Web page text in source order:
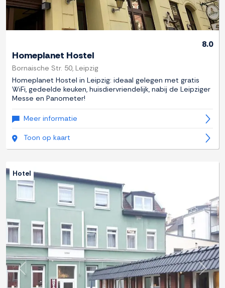
8.0
Homeplanet Hostel
Bornaische Str. 50, Leipzig
Homeplanet Hostel in Leipzig: ideaal gelegen met gratis
WiFi, gedeelde keuken, huisdiervriendelijk, nabij de Leipziger
Messe en Panometer!
Meer informatie
Toon op kaart
Previous Next
Hotel